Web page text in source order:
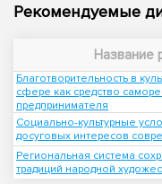
Рекомендуемые
Название
Благотворительность в
сфере как средство
предпринимателя
Социально-культурные
досуговых интересов
Региональная система
традиций народной